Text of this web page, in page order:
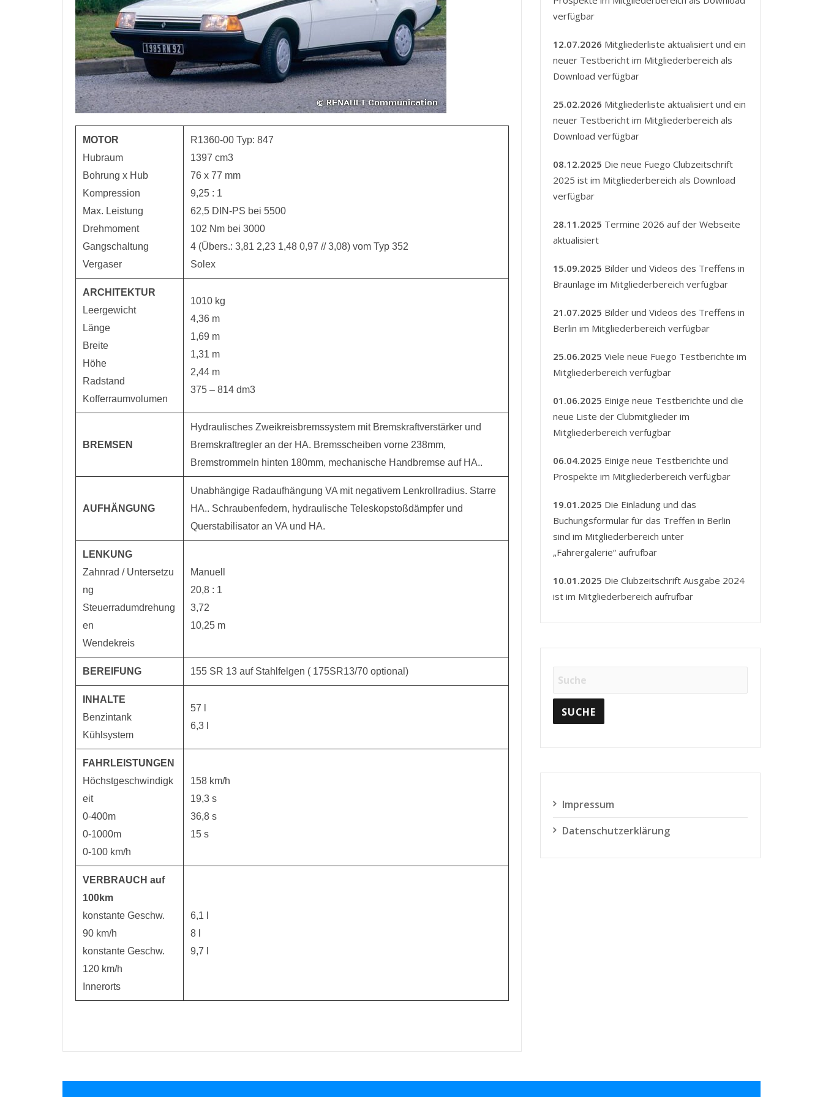
MOTOR
Hubraum
Bohrung x Hub
Kompression
Max. Leistung
Drehmoment
Gangschaltung
Vergaser
R1360-00 Typ: 847
1397 cm3
76 x 77 mm
9,25 : 1
62,5 DIN-PS bei 5500
102 Nm bei 3000
4 (Übers.: 3,81 2,23 1,48 0,97 // 3,08) vom Typ 352
Solex
ARCHITEKTUR
Leergewicht
Länge
Breite
Höhe
Radstand
Kofferraumvolumen
1010 kg
4,36 m
1,69 m
1,31 m
2,44 m
375 – 814 dm3
BREMSEN
Hydraulisches Zweikreisbremssystem mit Bremskraftverstärker und
Bremskraftregler an der HA. Bremsscheiben vorne 238mm,
Bremstrommeln hinten 180mm, mechanische Handbremse auf HA..
AUFHÄNGUNG
Unabhängige Radaufhängung VA mit negativem Lenkrollradius. Starre
HA.. Schraubenfedern, hydraulische Teleskopstoßdämpfer und
Querstabilisator an VA und HA.
LENKUNG
Zahnrad / Untersetzu
ng
Steuerradumdrehung
en
Wendekreis
Manuell
20,8 : 1
3,72
10,25 m
BEREIFUNG 155 SR 13 auf Stahlfelgen ( 175SR13/70 optional)
INHALTE
Benzintank
Kühlsystem
57 l
6,3 l
FAHRLEISTUNGEN
Höchstgeschwindigk
eit
0-400m
0-1000m
0-100 km/h
158 km/h
19,3 s
36,8 s
15 s
VERBRAUCH auf
100km
konstante Geschw.
90 km/h
konstante Geschw.
120 km/h
Innerorts
6,1 l
8 l
9,7 l
verfügbar
12.07.2026 Mitgliederliste aktualisiert und ein
neuer Testbericht im Mitgliederbereich als
Download verfügbar
25.02.2026 Mitgliederliste aktualisiert und ein
neuer Testbericht im Mitgliederbereich als
Download verfügbar
08.12.2025 Die neue Fuego Clubzeitschrift
2025 ist im Mitgliederbereich als Download
verfügbar
28.11.2025 Termine 2026 auf der Webseite
aktualisiert
15.09.2025 Bilder und Videos des Treffens in
Braunlage im Mitgliederbereich verfügbar
21.07.2025 Bilder und Videos des Treffens in
Berlin im Mitgliederbereich verfügbar
25.06.2025 Viele neue Fuego Testberichte im
Mitgliederbereich verfügbar
01.06.2025 Einige neue Testberichte und die
neue Liste der Clubmitglieder im
Mitgliederbereich verfügbar
06.04.2025 Einige neue Testberichte und
Prospekte im Mitgliederbereich verfügbar
19.01.2025 Die Einladung und das
Buchungsformular für das Treffen in Berlin
sind im Mitgliederbereich unter
„Fahrergalerie“ aufrufbar
10.01.2025 Die Clubzeitschrift Ausgabe 2024
ist im Mitgliederbereich aufrufbar
Impressum
Datenschutzerklärung